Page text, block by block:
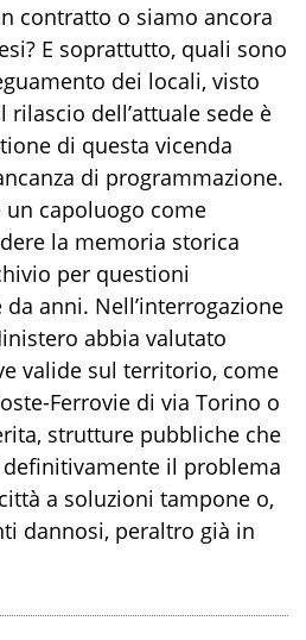
contratto o siamo ancora
E soprattutto, quali sono
dei locali, visto
rilascio dell’attuale sede è
di questa vicenda
di programmazione.
capoluogo come
la memoria storica
per questioni
anni. Nell’interrogazione
abbia valutato
valide sul territorio, come
Ferrovie di via Torino o
strutture pubbliche che
il problema
a soluzioni tampone o,
dannosi, peraltro già in